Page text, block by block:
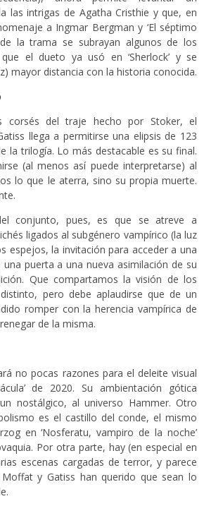
las intrigas de Agatha Cristhie y que, en
a Ingmar Bergman y ‘El séptimo
la trama se subrayan algunos de los
el dueto ya usó en ‘Sherlock’ y se
mayor distancia con la historia conocida.
corsés del traje hecho por Stoker, el
llega a permitirse una elipsis de 123
la trilogía. Lo más destacable es su final.
(al menos así puede interpretarse) al
lo que le aterra, sino su propia muerte.
conjunto, pues, es que se atreve a
ligados al subgénero vampírico (la luz
espejos, la invitación para acceder a una
puerta a una nueva asimilación de su
Que compartamos la visión de los
pero debe aplaudirse que de un
romper con la herencia vampírica de
de la misma.
no pocas razones para el deleite visual
de 2020. Su ambientación gótica
nostálgico, al universo Hammer. Otro
es el castillo del conde, el mismo
en ‘Nosferatu, vampiro de la noche’
Por otra parte, hay (en especial en
escenas cargadas de terror, y parece
y Gatiss han querido que sean lo